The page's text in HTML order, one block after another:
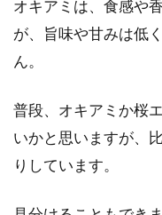
オキアミは、食感や
が、旨味や甘みは低
ん。
普段、オキアミか桜
いかと思いますが、
りしています。